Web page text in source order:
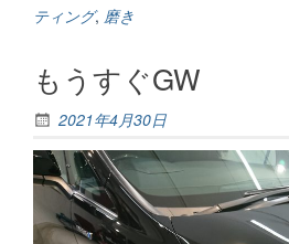
ティング, 磨き
もうすぐGW
2021年4月30日